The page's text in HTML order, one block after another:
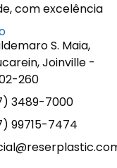
com excelência
S. Maia,
Joinville -
260
3489-7000
99715-7474